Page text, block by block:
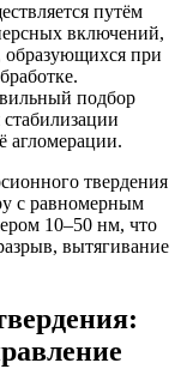
путём
включений,
при
подбор
агломерации.
твердения
с равномерным
10–50 нм, что
вытягивание